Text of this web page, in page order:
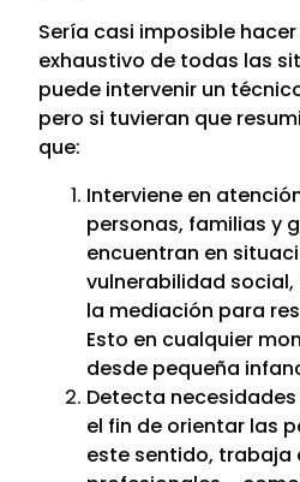
Sería casi imposible
exhaustivo de todas las
puede intervenir un
pero si tuvieran que
que:
Interviene en
personas, familias y
encuentran en
vulnerabilidad
la mediación para
Esto en cualquier
desde pequeña
Detecta
el fin de orientar las
este sentido, trabaja